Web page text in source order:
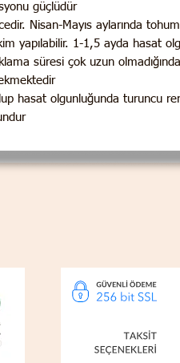
güçlüdür.
Nisan-Mayıs aylarında
yapılabilir. 1-1,5 ayda hasat
süresi çok uzun
hasat olgunluğunda turuncu